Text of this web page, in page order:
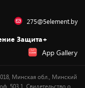
275@5element.by
Защита+
App Gallery
Минская обл., Минский
503.1. Свидетельство о